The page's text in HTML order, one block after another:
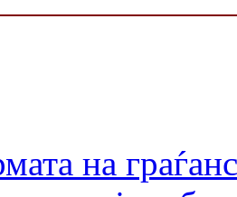
на